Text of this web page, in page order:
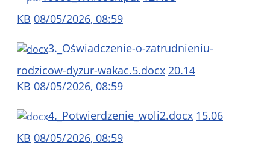
KB 08/05/2026, 08:59
3._Oświadczenie-o-zatrudnieniu-
rodzicow-dyzur-wakac.5.docx 20.14
KB 08/05/2026, 08:59
4._Potwierdzenie_woli2.docx 15.06
KB 08/05/2026, 08:59